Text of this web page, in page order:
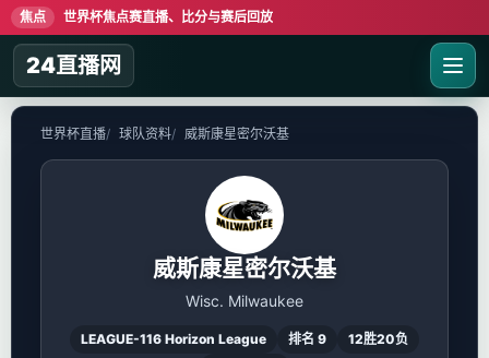
焦点 世界杯焦点赛直播、比分与赛后回放
24直播网
世界杯直播 球队资料 威斯康星密尔沃基
威斯康星密尔沃基
Wisc. Milwaukee
LEAGUE-116 Horizon League 排名 9
12胜20负